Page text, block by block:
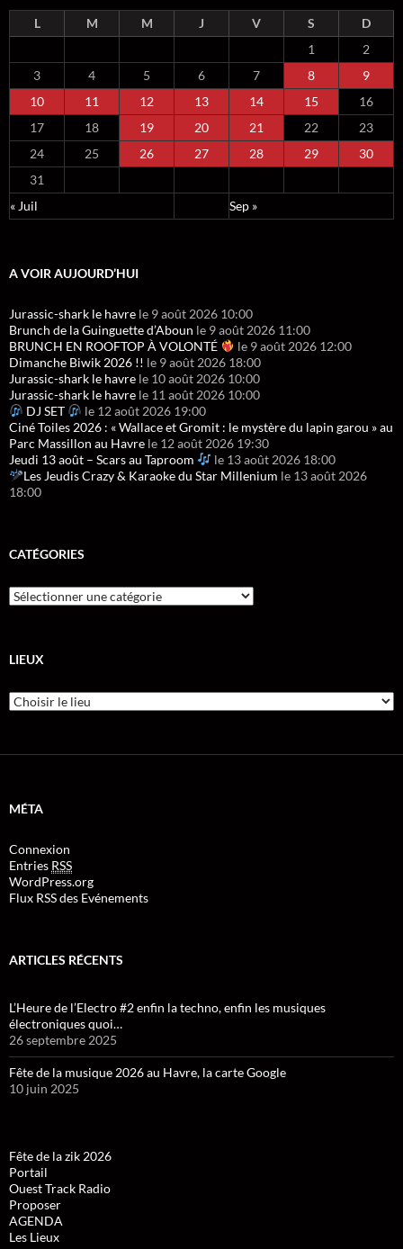
L M M J V S
D
1
2
3
4 5 6 7 8
9
10
11 12 13 14 15
16
17
18 19 20 21 22
23
24
25 26 27 28 29
30
31
« Juil
Sep »
A VOIR AUJOURD’HUI
Jurassic-shark le havre le 9 août 2026 10:00
Brunch de la Guinguette d’Aboun le 9 août 2026 11:00
BRUNCH EN ROOFTOP À VOLONTÉ
le 9 août 2026 12:00
Dimanche Biwik 2026 !! le 9 août 2026 18:00
Jurassic-shark le havre le 10 août 2026 10:00
Jurassic-shark le havre le 11 août 2026 10:00
DJ SET
le 12 août 2026 19:00
Ciné Toiles 2026 : « Wallace et Gromit : le mystère du lapin garou » au
Parc Massillon au Havre le 12 août 2026 19:30
Jeudi 13 août – Scars au Taproom
le 13 août 2026 18:00
Les Jeudis Crazy & Karaoke du Star Millenium le 13 août 2026
18:00
CATÉGORIES
LIEUX
MÉTA
Connexion
Entries RSS
WordPress.org
Flux RSS des Evénements
ARTICLES RÉCENTS
L’Heure de l’Electro #2 enfin la techno, enfin les musiques
électroniques quoi…
26 septembre 2025
Fête de la musique 2026 au Havre, la carte Google
10 juin 2025
Fête de la zik 2026
Portail
Ouest Track Radio
Proposer
AGENDA
Les Lieux